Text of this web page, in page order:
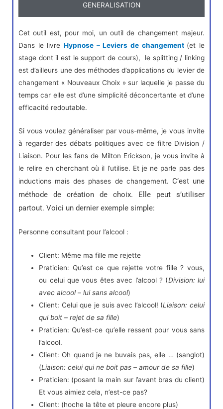
GENERALISATION
Cet outil est, pour moi, un outil de changement majeur.
Dans le livreHypnose – Leviers de changement (et le
stage dont il est le support de cours), le splitting / linking
est d’ailleurs une des méthodes d’applications du levier de
changement « Nouveaux Choix » sur laquelle je passe du
temps car elle est d’une simplicité déconcertante et d’une
efficacité redoutable.
Si vous voulez généraliser par vous-même, je vous invite
à regarder des débats politiques avec ce filtre Division /
Liaison. Pour les fans de Milton Erickson, je vous invite à
le relire en cherchant où il l’utilise. Et je ne parle pas des
inductions mais des phases de changement. C’est une
méthode de création de choix. Elle peut s’utiliser
partout. Voici un dernier exemple simple:
Personne consultant pour l’alcool :
Client: Même ma fille me rejette
Praticien: Qu’est ce que rejette votre fille ? vous,
ou celui que vous êtes avec l’alcool ? (Division: lui
avec alcool – lui sans alcool)
Client: Celui que je suis avec l’alcool! (Liaison: celui
qui boit – rejet de sa fille)
Praticien: Qu’est-ce qu’elle ressent pour vous sans
l’alcool.
Client: Oh quand je ne buvais pas, elle … (sanglot)
(Liaison: celui qui ne boit pas – amour de sa fille)
Praticien: (posant la main sur l’avant bras du client)
Et vous aimiez cela, n’est-ce pas?
Client: (hoche la tête et pleure encore plus)